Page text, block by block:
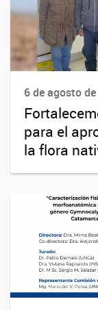
6 de agosto
para el
la flora